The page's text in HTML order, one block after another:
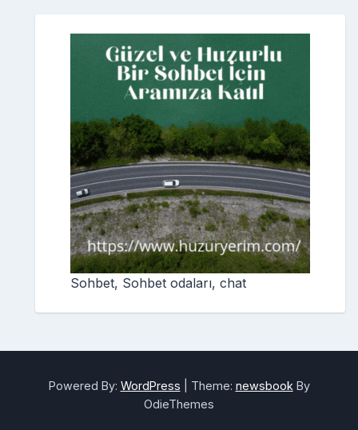
Sohbet, Sohbet odaları, chat
Powered By: WordPress Theme: newsbook By
OdieThemes